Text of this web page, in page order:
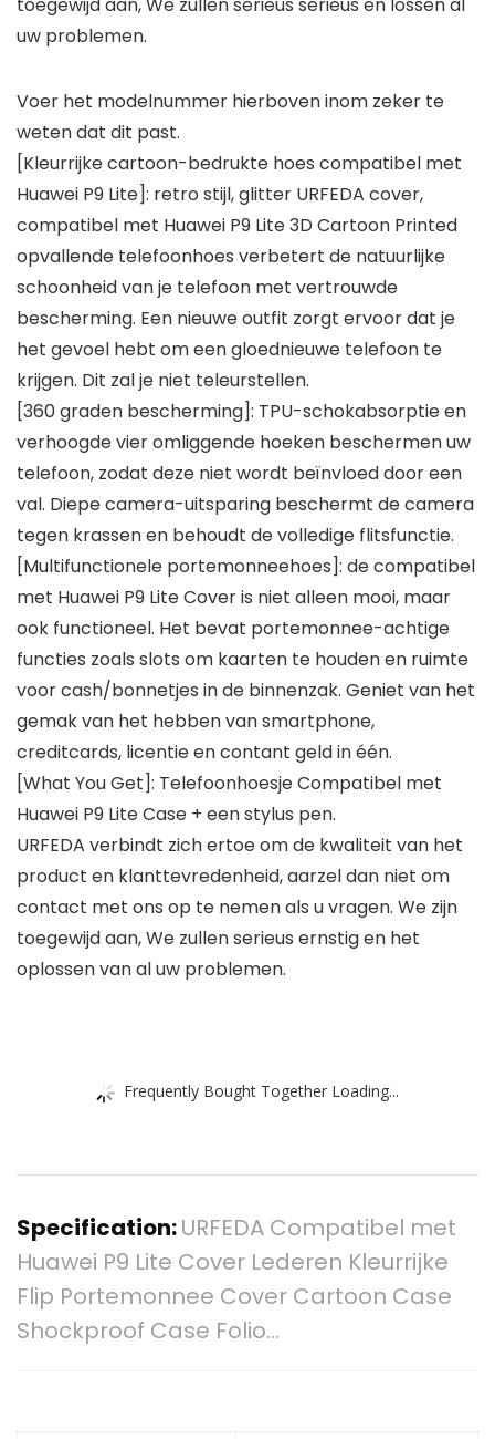
toegewijd aan, We zullen serieus serieus en lossen al
uw problemen.
Voer het modelnummer hierboven inom zeker te
weten dat dit past.
[Kleurrijke cartoon-bedrukte hoes compatibel met
Huawei P9 Lite]: retro stijl, glitter URFEDA cover,
compatibel met Huawei P9 Lite 3D Cartoon Printed
opvallende telefoonhoes verbetert de natuurlijke
schoonheid van je telefoon met vertrouwde
bescherming. Een nieuwe outfit zorgt ervoor dat je
het gevoel hebt om een gloednieuwe telefoon te
krijgen. Dit zal je niet teleurstellen.
[360 graden bescherming]: TPU-schokabsorptie en
verhoogde vier omliggende hoeken beschermen uw
telefoon, zodat deze niet wordt beïnvloed door een
val. Diepe camera-uitsparing beschermt de camera
tegen krassen en behoudt de volledige flitsfunctie.
[Multifunctionele portemonneehoes]: de compatibel
met Huawei P9 Lite Cover is niet alleen mooi, maar
ook functioneel. Het bevat portemonnee-achtige
functies zoals slots om kaarten te houden en ruimte
voor cash/bonnetjes in de binnenzak. Geniet van het
gemak van het hebben van smartphone,
creditcards, licentie en contant geld in één.
[What You Get]: Telefoonhoesje Compatibel met
Huawei P9 Lite Case + een stylus pen.
URFEDA verbindt zich ertoe om de kwaliteit van het
product en klanttevredenheid, aarzel dan niet om
contact met ons op te nemen als u vragen. We zijn
toegewijd aan, We zullen serieus ernstig en het
oplossen van al uw problemen.
Frequently Bought Together Loading...
Specification:URFEDA Compatibel met
Huawei P9 Lite Cover Lederen Kleurrijke
Flip Portemonnee Cover Cartoon Case
Shockproof Case Folio…